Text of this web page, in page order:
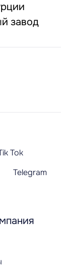
завод
Tok
Telegram